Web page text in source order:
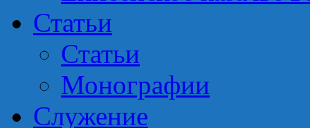
Статьи
Статьи
Монографии
Служение